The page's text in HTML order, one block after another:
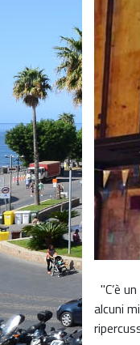
"C’è
alcuni